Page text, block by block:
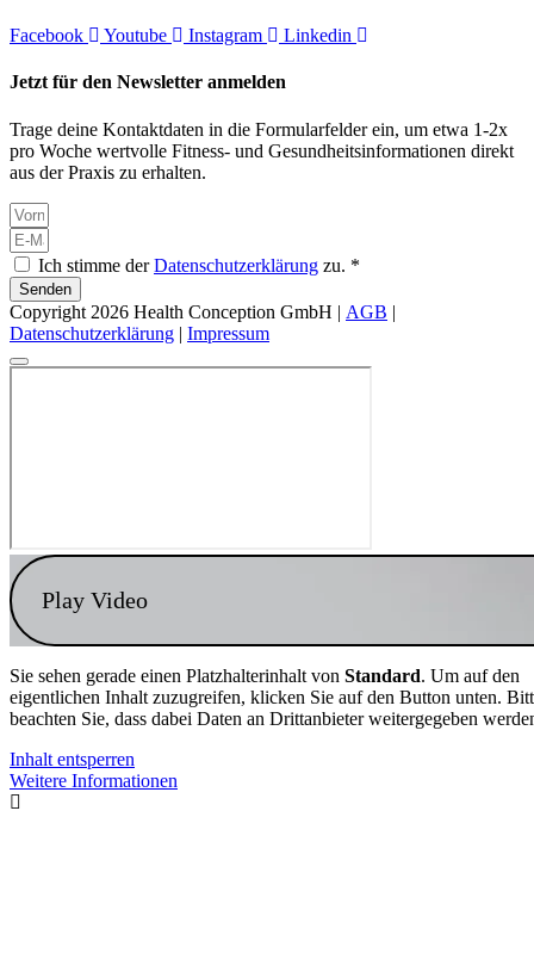
Facebook Youtube Instagram Linkedin
Jetzt für den Newsletter anmelden
Trage deine Kontaktdaten in die Formularfelder ein, um etwa 1-2x
pro Woche wertvolle Fitness- und Gesundheitsinformationen direkt
aus der Praxis zu erhalten.
Ich stimme derDatenschutzerklärung zu. *
Senden
Copyright 2026 Health Conception GmbH | AGB |
Datenschutzerklärung | Impressum
Play Video
Sie sehen gerade einen Platzhalterinhalt von Standard. Um auf den
eigentlichen Inhalt zuzugreifen, klicken Sie auf den Button unten.
beachten Sie, dass dabei Daten an Drittanbieter weitergegeben
Inhalt entsperren
Weitere Informationen